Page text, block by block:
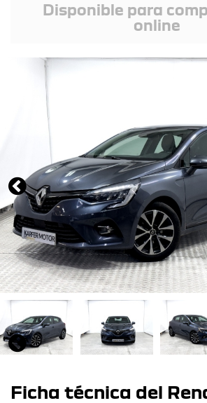
Disponible para
online
Ficha técnica del